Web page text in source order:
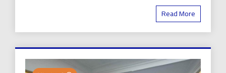
Read More